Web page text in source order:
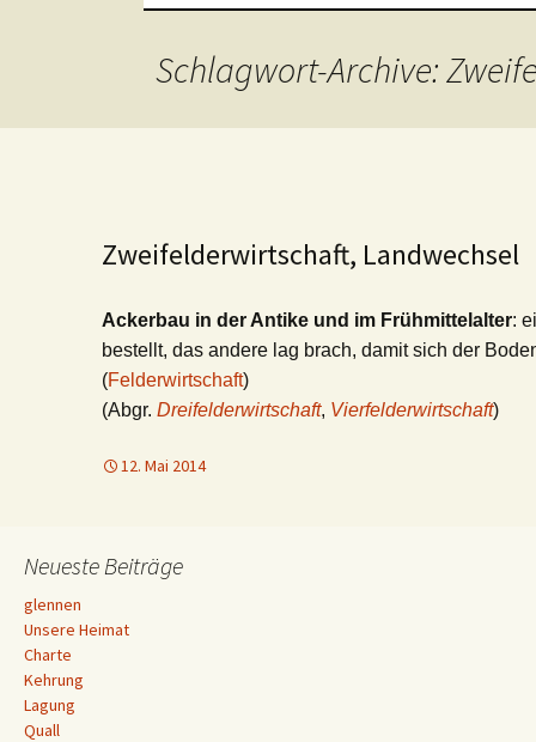
Schlagwort-Archive:
Zweifelderwirtschaft, Landwechsel
Ackerbau in der Antike und im Frühmittelalter:
bestellt, das andere lag brach, damit sich der
(Felderwirtschaft)
(Abgr. Dreifelderwirtschaft, Vierfelderwirtschaft)
12. Mai 2014
Neueste Beiträge
glennen
Unsere Heimat
Charte
Kehrung
Lagung
Quall